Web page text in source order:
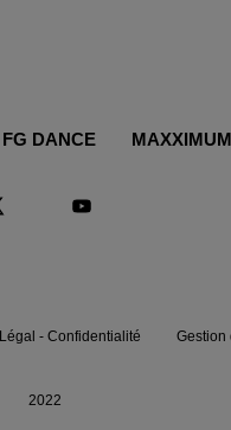
FG DANCE MAXXIMUM
Légal - Confidentialité Gestion
2022